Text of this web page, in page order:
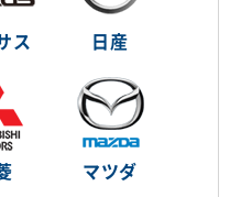
ス 日産
マツダ